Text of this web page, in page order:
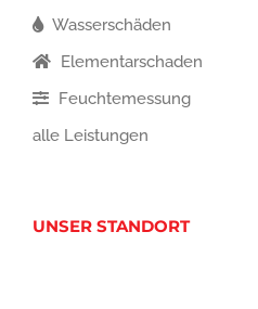
Wasserschäden
Elementarschaden
Feuchtemessung
alle Leistungen
UNSER STANDORT